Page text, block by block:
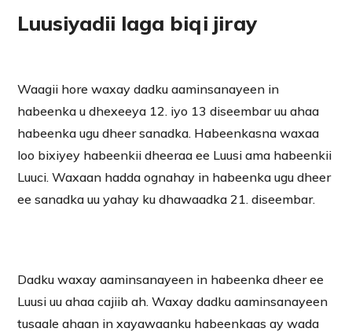
Luusiyadii laga biqi jiray
Waagii hore waxay dadku aaminsanayeen in
habeenka u dhexeeya 12. iyo 13 diseembar uu ahaa
habeenka ugu dheer sanadka. Habeenkasna waxaa
loo bixiyey habeenkii dheeraa ee Luusi ama habeenkii
Luuci. Waxaan hadda ognahay in habeenka ugu dheer
ee sanadka uu yahay ku dhawaadka 21. diseembar.
Dadku waxay aaminsanayeen in habeenka dheer ee
Luusi uu ahaa cajiib ah. Waxay dadku aaminsanayeen
tusaale ahaan in xayawaanku habeenkaas ay wada